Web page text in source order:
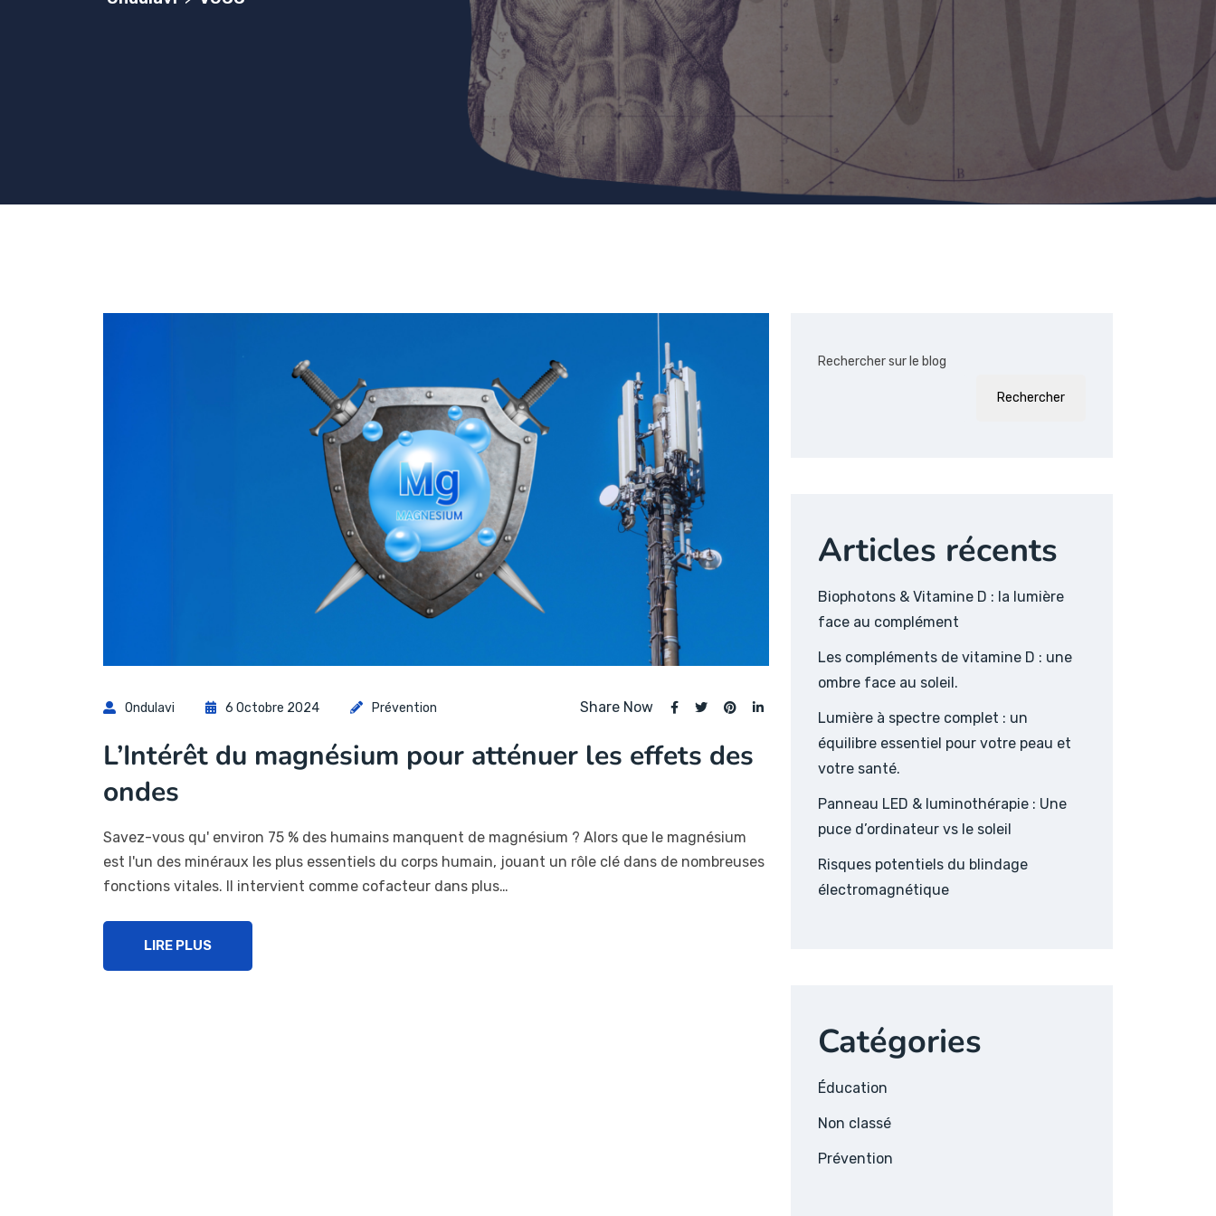
Ondulavi 6 Octobre 2024 Prévention Share Now
L’Intérêt du magnésium pour atténuer les effets des
ondes
Savez-vous qu' environ 75 % des humains manquent de magnésium ? Alors que le magnésium
est l'un des minéraux les plus essentiels du corps humain, jouant un rôle clé dans de nombreuses
fonctions vitales. Il intervient comme cofacteur dans plus…
LIRE PLUS
Rechercher sur le blog
Rechercher
Articles récents
Biophotons & Vitamine D : la lumière
face au complément
Les compléments de vitamine D : une
ombre face au soleil.
Lumière à spectre complet : un
équilibre essentiel pour votre peau et
votre santé.
Panneau LED & luminothérapie : Une
puce d’ordinateur vs le soleil
Risques potentiels du blindage
électromagnétique
Catégories
Éducation
Non classé
Prévention